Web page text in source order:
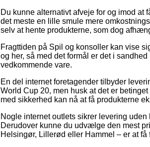
Du kunne alternativt afveje for og imod
det meste en lille smule mere
selv at hente produkterne, som dog
Fragttiden på Spil og konsoller kan vise
og her, så med det formål er det i
vedkommende vare.
En del internet foretagender tilbyder
World Cup 20, men husk at det er
med sikkerhed kan nå at få produkterne
Nogle internet outlets sikrer levering
Derudover kunne du udvælge den mest
Helsingør, Lillerød eller Hammel – er at